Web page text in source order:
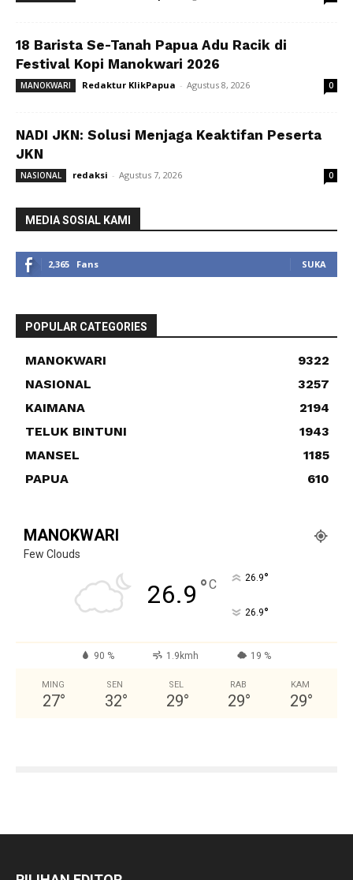
18 Barista Se-Tanah Papua Adu Racik di
Festival Kopi Manokwari 2026
MANOKWARI Redaktur KlikPapua - Agustus 8, 2026 0
NADI JKN: Solusi Menjaga Keaktifan Peserta
JKN
NASIONAL redaksi - Agustus 7, 2026 0
MEDIA SOSIAL KAMI
2,365 Fans SUKA
POPULAR CATEGORIES
MANOKWARI
9322
NASIONAL
3257
KAIMANA
2194
TELUK BINTUNI
1943
MANSEL
1185
PAPUA
610
MANOKWARI
Few Clouds
26.9 °C 26.9°
26.9°
90 % 1.9kmh 19 %
MING
27°
SEN
32°
SEL
29°
RAB
29°
KAM
29°